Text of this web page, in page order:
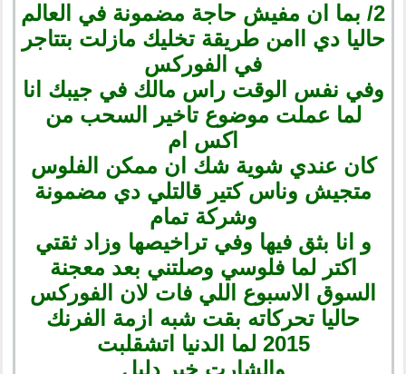
2/ بما ان مفيش حاجة مضمونة في العالم
حاليا دي اامن طريقة تخليك مازلت بتتاجر
في الفوركس
وفي نفس الوقت راس مالك في جيبك انا
لما عملت موضوع تاخير السحب من
اكس ام
كان عندي شوية شك ان ممكن الفلوس
متجيش وناس كتير قالتلي دي مضمونة
وشركة تمام
و انا بثق فيها وفي تراخيصها وزاد ثقتي
اكتر لما فلوسي وصلتني بعد معجنة
السوق الاسبوع اللي فات لان الفوركس
حاليا تحركاته بقت شبه ازمة الفرنك
2015 لما الدنيا اتشقلبت
والشارت خير دليل